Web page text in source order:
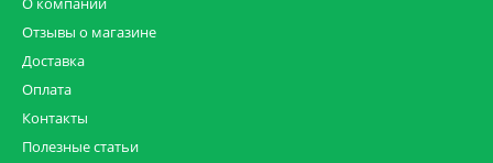
Отзывы о магазине
Доставка
Оплата
Контакты
Полезные статьи